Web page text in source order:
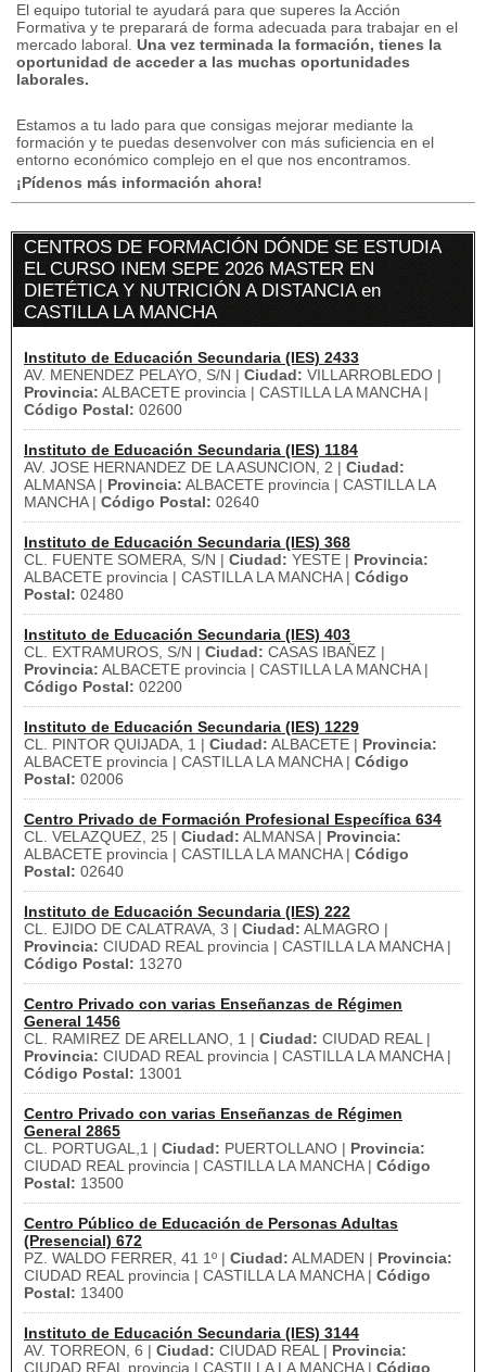
El equipo tutorial te ayudará para que superes la Acción
Formativa y te preparará de forma adecuada para trabajar en el
mercado laboral. Una vez terminada la formación, tienes la
oportunidad de acceder a las muchas oportunidades
laborales.
Estamos a tu lado para que consigas mejorar mediante la
formación y te puedas desenvolver con más suficiencia en el
entorno económico complejo en el que nos encontramos.
¡Pídenos más información ahora!
CENTROS DE FORMACIÓN DÓNDE SE ESTUDIA
EL CURSO INEM SEPE 2026 MASTER EN
DIETÉTICA Y NUTRICIÓN A DISTANCIA en
CASTILLA LA MANCHA
Instituto de Educación Secundaria (IES) 2433
AV. MENENDEZ PELAYO, S/N | Ciudad: VILLARROBLEDO |
Provincia: ALBACETE provincia | CASTILLA LA MANCHA |
Código Postal: 02600
Instituto de Educación Secundaria (IES) 1184
AV. JOSE HERNANDEZ DE LA ASUNCION, 2 | Ciudad:
ALMANSA | Provincia: ALBACETE provincia | CASTILLA LA
MANCHA | Código Postal: 02640
Instituto de Educación Secundaria (IES) 368
CL. FUENTE SOMERA, S/N | Ciudad: YESTE | Provincia:
ALBACETE provincia | CASTILLA LA MANCHA | Código
Postal: 02480
Instituto de Educación Secundaria (IES) 403
CL. EXTRAMUROS, S/N | Ciudad: CASAS IBAÑEZ |
Provincia: ALBACETE provincia | CASTILLA LA MANCHA |
Código Postal: 02200
Instituto de Educación Secundaria (IES) 1229
CL. PINTOR QUIJADA, 1 | Ciudad: ALBACETE | Provincia:
ALBACETE provincia | CASTILLA LA MANCHA | Código
Postal: 02006
Centro Privado de Formación Profesional Específica 634
CL. VELAZQUEZ, 25 | Ciudad: ALMANSA | Provincia:
ALBACETE provincia | CASTILLA LA MANCHA | Código
Postal: 02640
Instituto de Educación Secundaria (IES) 222
CL. EJIDO DE CALATRAVA, 3 | Ciudad: ALMAGRO |
Provincia: CIUDAD REAL provincia | CASTILLA LA MANCHA |
Código Postal: 13270
Centro Privado con varias Enseñanzas de Régimen
General 1456
CL. RAMIREZ DE ARELLANO, 1 | Ciudad: CIUDAD REAL |
Provincia: CIUDAD REAL provincia | CASTILLA LA MANCHA |
Código Postal: 13001
Centro Privado con varias Enseñanzas de Régimen
General 2865
CL. PORTUGAL,1 | Ciudad: PUERTOLLANO | Provincia:
CIUDAD REAL provincia | CASTILLA LA MANCHA | Código
Postal: 13500
Centro Público de Educación de Personas Adultas
(Presencial) 672
PZ. WALDO FERRER, 41 1º | Ciudad: ALMADEN | Provincia:
CIUDAD REAL provincia | CASTILLA LA MANCHA | Código
Postal: 13400
Instituto de Educación Secundaria (IES) 3144
AV. TORREON, 6 | Ciudad: CIUDAD REAL | Provincia:
CIUDAD REAL provincia | CASTILLA LA MANCHA | Código